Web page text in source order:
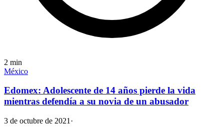
2 min
México
Edomex: Adolescente de 14 años pierde la vida
mientras defendía a su novia de un abusador
3 de octubre de 2021 ·